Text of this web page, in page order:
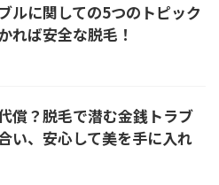
ルに関しての5つのトピック
れば安全な脱毛！
償？脱毛で潜む金銭トラブ
い、安心して美を手に入れ